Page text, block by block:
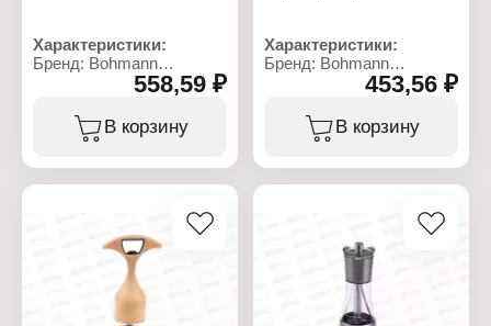
Характеристики:
Бренд: Bohmann
Артикул: ВН-02-584
Измельчитель для
специй
558,59 ₽
В корзину
Характеристики:
Бренд: Bohmann
Артикул: ВН-02-585
Измельчитель для
специй
453,56 ₽
В корзину